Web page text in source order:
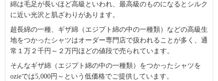
綿は毛足が長いほど高級といわれ、最高級のものになるとシルク
に近い光沢と肌ざわりがあります。
超長綿の一種、ギザ綿（エジプト綿の中の一種類）などの高級生
地をつかったシャツはオーダー専門店で扱われることが多く、通
常１万２千円～２万円ほどの値段で売られています。
そんなギザ綿（エジプト綿の中の一種類）をつかったシャツを
ozieでは5,000円～という低価格でご提供しています。